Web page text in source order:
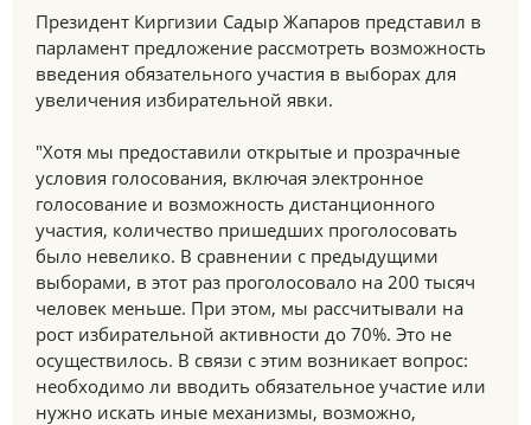
Президент Киргизии Садыр Жапаров представил в
парламент предложение рассмотреть возможность
введения обязательного участия в выборах для
увеличения избирательной явки.
"Хотя мы предоставили открытые и прозрачные
условия голосования, включая электронное
голосование и возможность дистанционного
участия, количество пришедших проголосовать
было невелико. В сравнении с предыдущими
выборами, в этот раз проголосовало на 200 тысяч
человек меньше. При этом, мы рассчитывали на
рост избирательной активности до 70%. Это не
осуществилось. В связи с этим возникает вопрос:
необходимо ли вводить обязательное участие или
нужно искать иные механизмы, возможно,